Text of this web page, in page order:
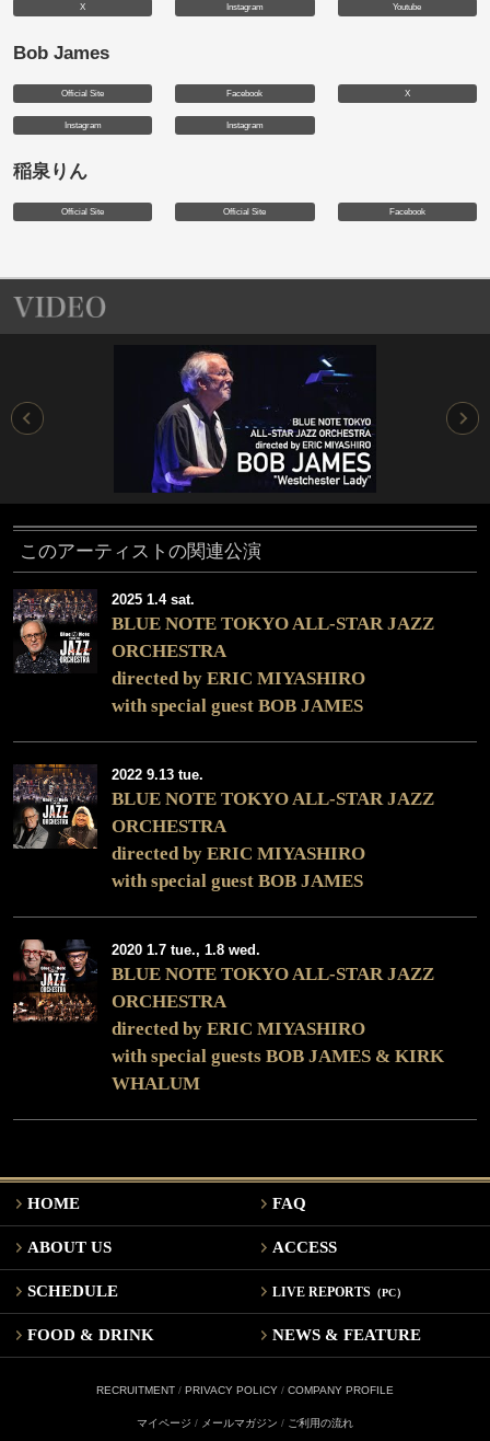
X Instagram Youtube
Bob James
Official Site Facebook X
Instagram Instagram
稲泉りん
Official Site Official Site Facebook
このアーティストの関連公演
2025 1.4 sat.
BLUE NOTE TOKYO ALL-STAR JAZZ
ORCHESTRA
directed by ERIC MIYASHIRO
with special guest BOB JAMES
2022 9.13 tue.
BLUE NOTE TOKYO ALL-STAR JAZZ
ORCHESTRA
directed by ERIC MIYASHIRO
with special guest BOB JAMES
2020 1.7 tue., 1.8 wed.
BLUE NOTE TOKYO ALL-STAR JAZZ
ORCHESTRA
directed by ERIC MIYASHIRO
with special guests BOB JAMES & KIRK
WHALUM
HOME FAQ
ABOUT US ACCESS
SCHEDULE LIVE REPORTS （PC）
FOOD & DRINK NEWS & FEATURE
RECRUITMENT / PRIVACY POLICY / COMPANY PROFILE
マイページ / メールマガジン / ご利用の流れ